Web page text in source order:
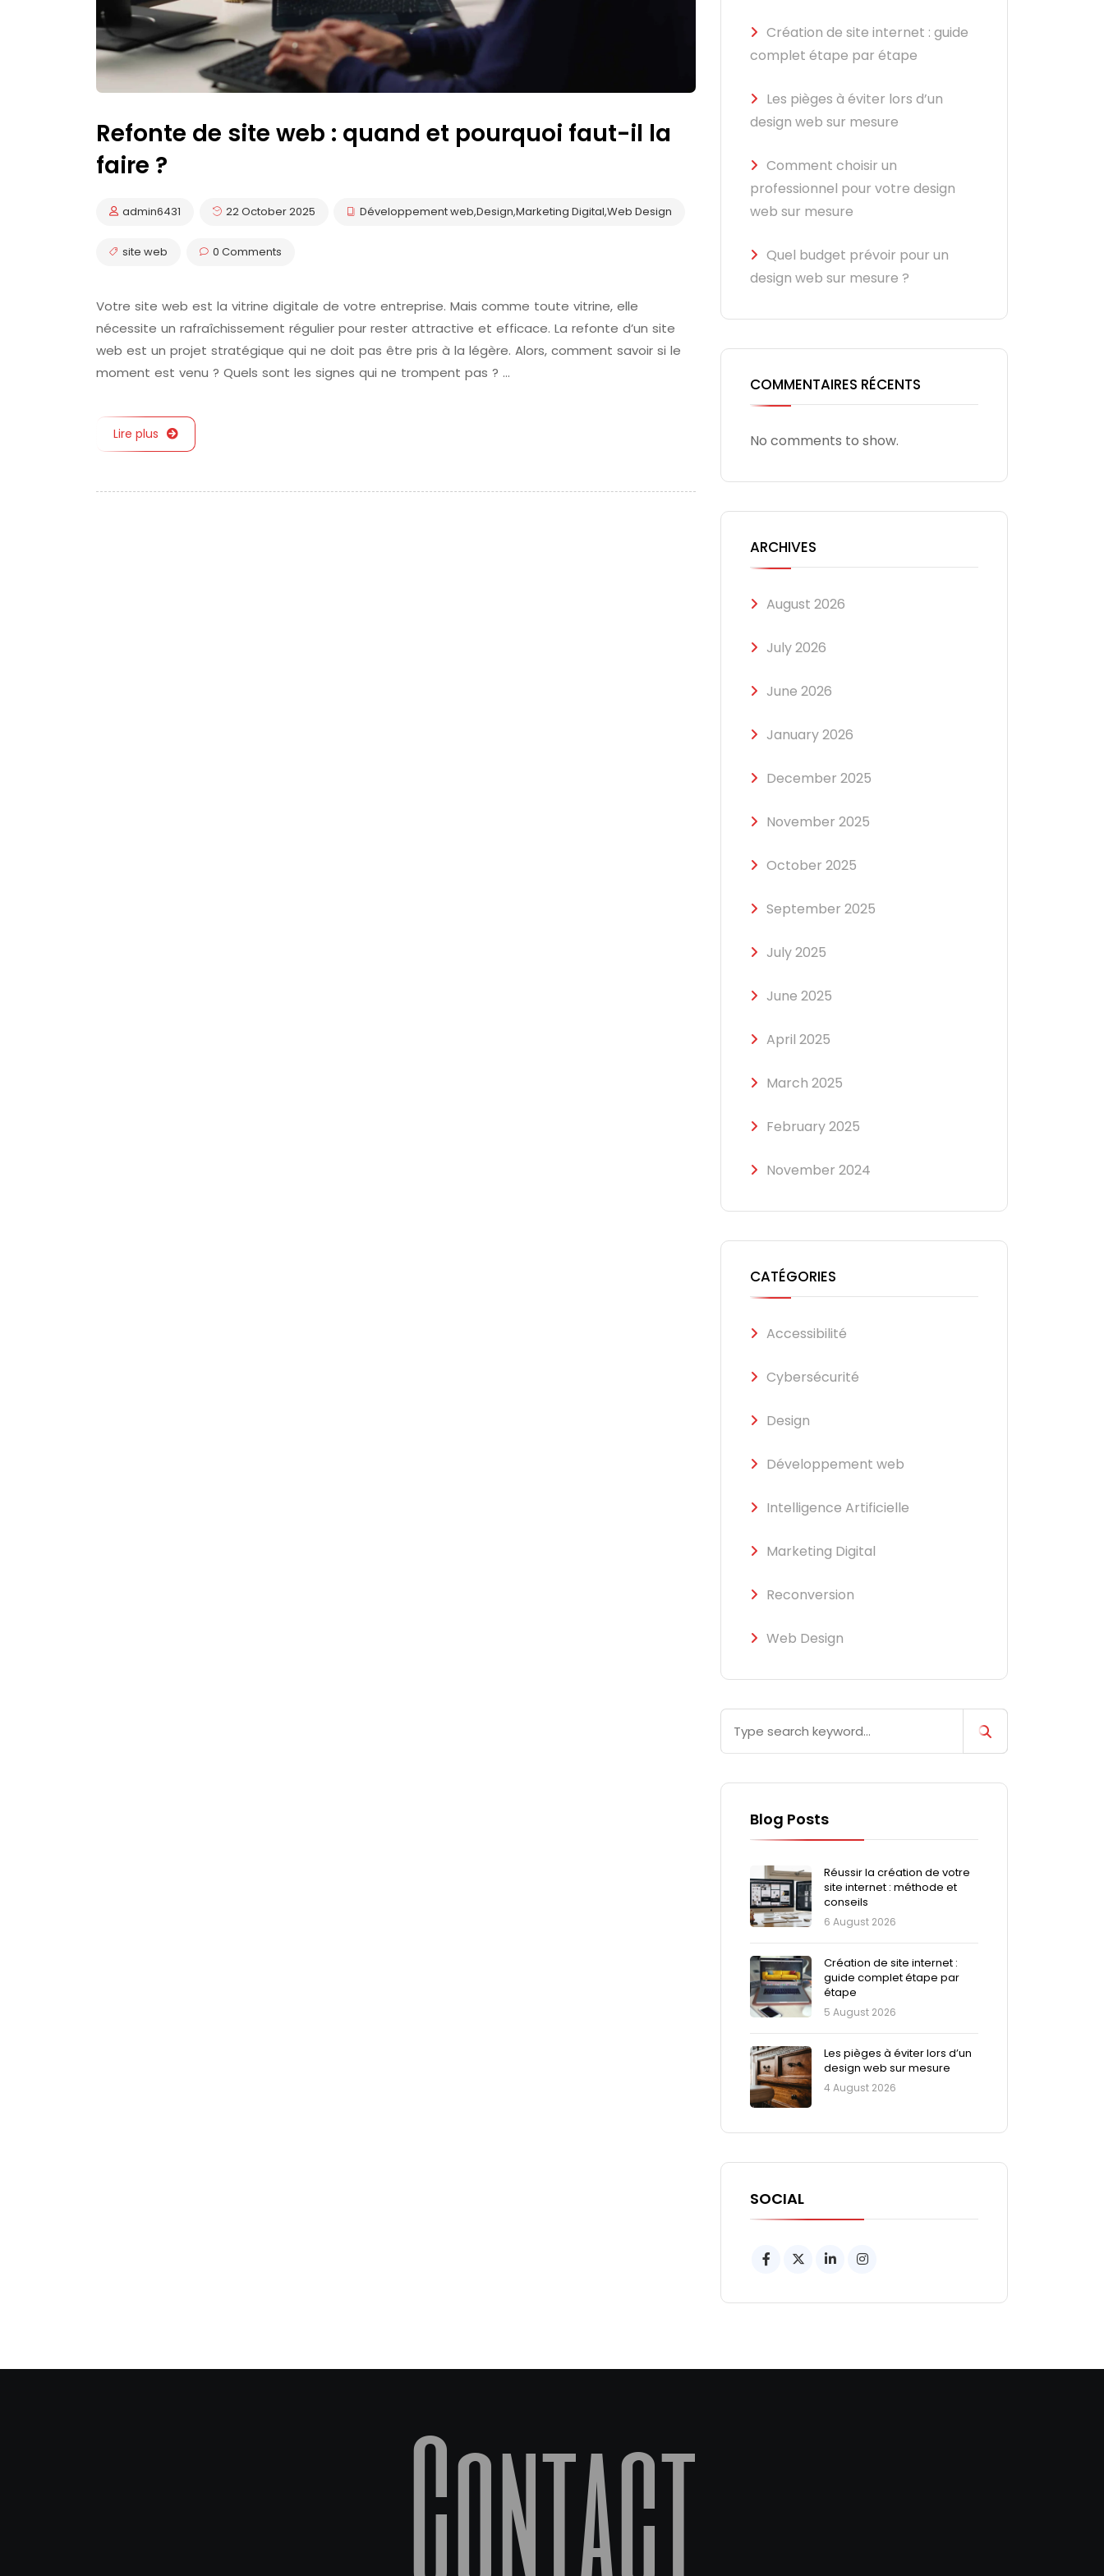
Refonte de site web : quand et pourquoi faut-il la
faire ?
admin6431 22 October 2025 Développement web,Design,Marketing Digital,Web Design
site web 0 Comments
Votre site web est la vitrine digitale de votre entreprise. Mais comme toute vitrine, elle
nécessite un rafraîchissement régulier pour rester attractive et efficace. La refonte d’un site
web est un projet stratégique qui ne doit pas être pris à la légère. Alors, comment savoir si le
moment est venu ? Quels sont les signes qui ne trompent pas ? …
Lire plus
Création de site internet : guide
complet étape par étape
Les pièges à éviter lors d’un
design web sur mesure
Comment choisir un
professionnel pour votre design
web sur mesure
Quel budget prévoir pour un
design web sur mesure ?
COMMENTAIRES RÉCENTS
No comments to show.
ARCHIVES
August 2026
July 2026
June 2026
January 2026
December 2025
November 2025
October 2025
September 2025
July 2025
June 2025
April 2025
March 2025
February 2025
November 2024
CATÉGORIES
Accessibilité
Cybersécurité
Design
Développement web
Intelligence Artificielle
Marketing Digital
Reconversion
Web Design
Blog Posts
Réussir la création de votre
site internet : méthode et
conseils
6 August 2026
Création de site internet :
guide complet étape par
étape
5 August 2026
Les pièges à éviter lors d’un
design web sur mesure
4 August 2026
SOCIAL
Contact